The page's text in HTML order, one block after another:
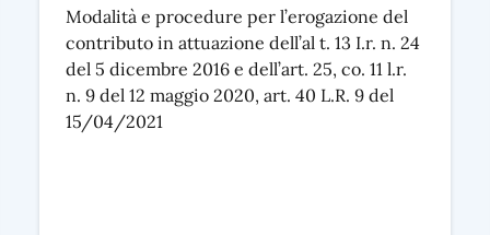
Modalità e procedure per l’erogazione del
contributo in attuazione dell’al t. 13 I.r. n. 24
del 5 dicembre 2016 e dell’art. 25, co. 11 l.r.
n. 9 del 12 maggio 2020, art. 40 L.R. 9 del
15/04/2021